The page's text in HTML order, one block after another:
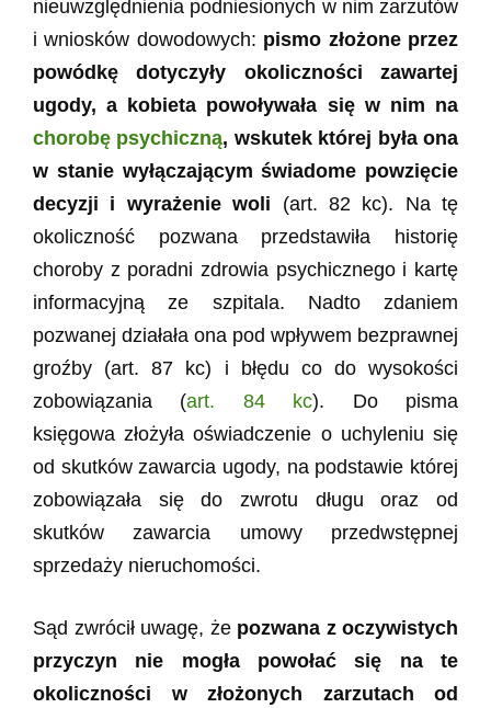
nieuwzględnienia podniesionych w nim zarzutów
i wniosków dowodowych: pismo złożone przez
powódkę dotyczyły okoliczności zawartej
ugody, a kobieta powoływała się w nim na
chorobę psychiczną, wskutek której była ona
w stanie wyłączającym świadome powzięcie
decyzji i wyrażenie woli (art. 82 kc). Na tę
okoliczność pozwana przedstawiła historię
choroby z poradni zdrowia psychicznego i kartę
informacyjną ze szpitala. Nadto zdaniem
pozwanej działała ona pod wpływem bezprawnej
groźby (art. 87 kc) i błędu co do wysokości
zobowiązania (art. 84 kc). Do pisma
księgowa złożyła oświadczenie o uchyleniu się
od skutków zawarcia ugody, na podstawie której
zobowiązała się do zwrotu długu oraz od
skutków zawarcia umowy przedwstępnej
sprzedaży nieruchomości.
Sąd zwrócił uwagę, że pozwana z oczywistych
przyczyn nie mogła powołać się na te
okoliczności w złożonych zarzutach od